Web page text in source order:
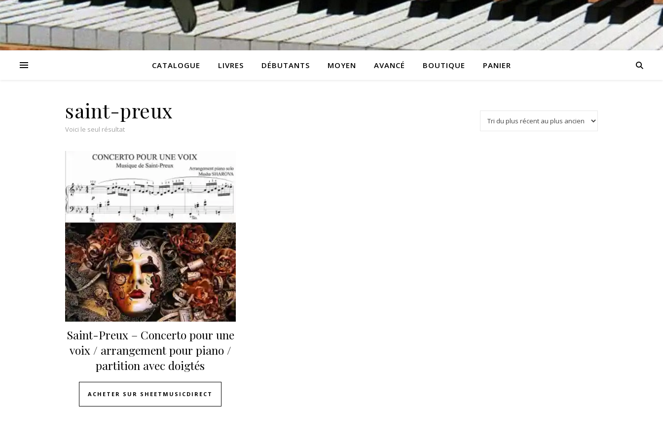
CATALOGUE LIVRES DÉBUTANTS MOYEN AVANCÉ BOUTIQUE PANIER
saint-preux
Voici le seul résultat
Saint-Preux – Concerto pour une
voix / arrangement pour piano /
partition avec doigtés
ACHETER SUR SHEETMUSICDIRECT